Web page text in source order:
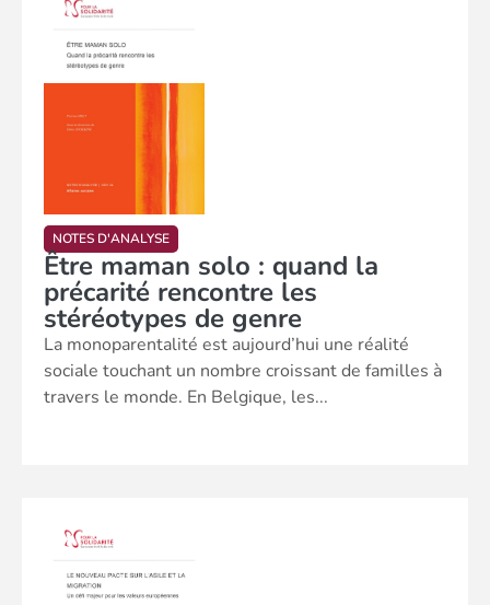
NOTES D'ANALYSE
Être maman solo : quand la
précarité rencontre les
stéréotypes de genre
La monoparentalité est aujourd’hui une réalité
sociale touchant un nombre croissant de familles à
travers le monde. En Belgique, les...